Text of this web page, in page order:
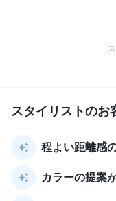
スタイリストのお
程よい距離感
カラーの提案